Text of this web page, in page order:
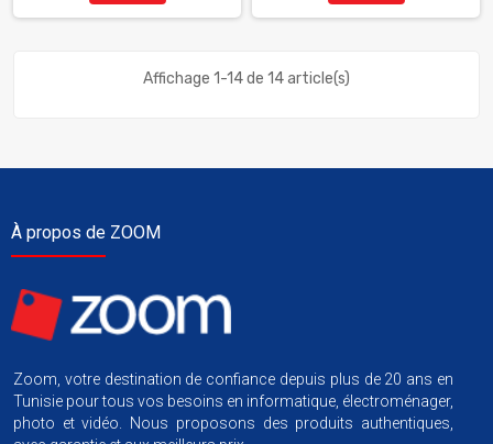
Affichage 1-14 de 14 article(s)
À propos de ZOOM
Zoom, votre destination de confiance depuis plus de 20 ans en
Tunisie pour tous vos besoins en informatique, électroménager,
photo et vidéo. Nous proposons des produits authentiques,